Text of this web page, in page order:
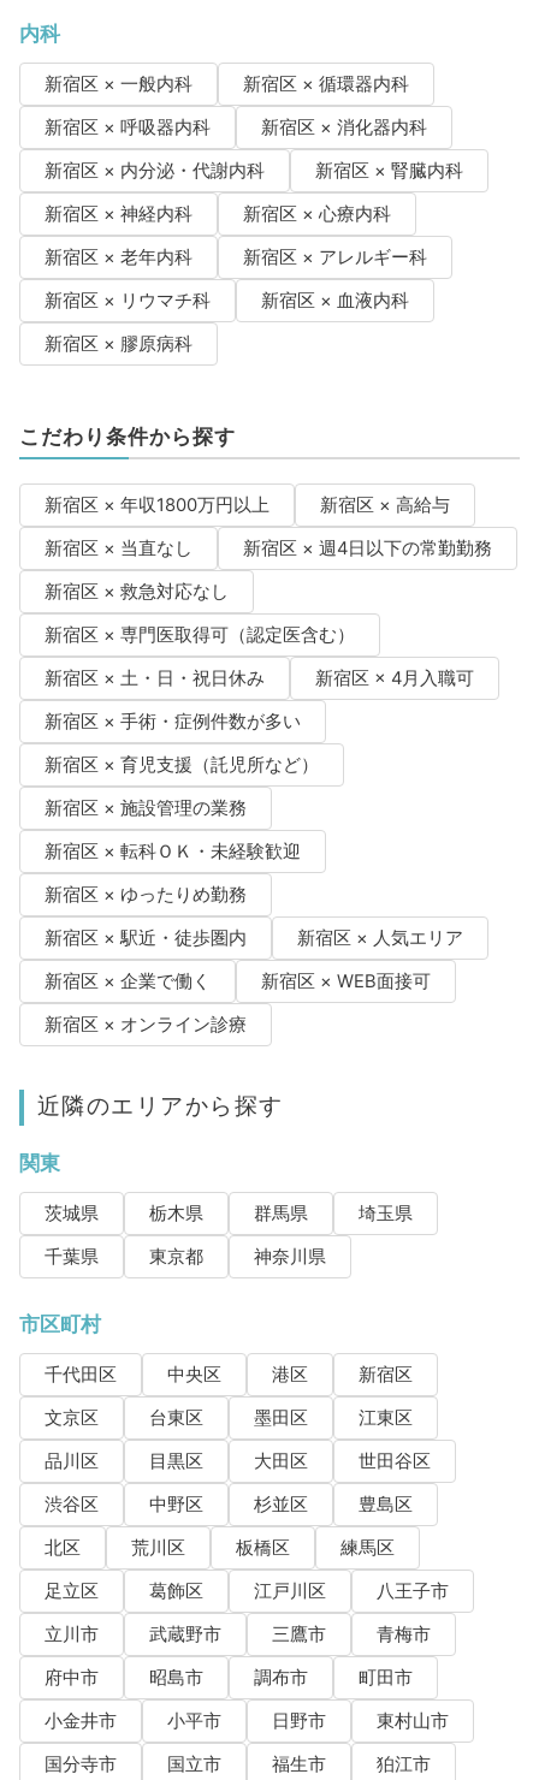
内科
新宿区 × 一般内科
新宿区 × 循環器内科
新宿区 × 呼吸器内科
新宿区 × 消化器内科
新宿区 × 内分泌・代謝内科
新宿区 × 腎臓内科
新宿区 × 神経内科
新宿区 × 心療内科
新宿区 × 老年内科
新宿区 × アレルギー科
新宿区 × リウマチ科
新宿区 × 血液内科
新宿区 × 膠原病科
こだわり条件から探す
新宿区 × 年収1800万円以上
新宿区 × 高給与
新宿区 × 当直なし
新宿区 × 週4日以下の常勤勤務
新宿区 × 救急対応なし
新宿区 × 専門医取得可（認定医含む）
新宿区 × 土・日・祝日休み
新宿区 × 4月入職可
新宿区 × 手術・症例件数が多い
新宿区 × 育児支援（託児所など）
新宿区 × 施設管理の業務
新宿区 × 転科ＯＫ・未経験歓迎
新宿区 × ゆったりめ勤務
新宿区 × 駅近・徒歩圏内
新宿区 × 人気エリア
新宿区 × 企業で働く
新宿区 × WEB面接可
新宿区 × オンライン診療
近隣のエリアから探す
関東
茨城県 栃木県 群馬県
埼玉県
千葉県
東京都 神奈川県
市区町村
千代田区 中央区 港区
新宿区
文京区
台東区 墨田区
江東区
品川区
目黒区 大田区
世田谷区
渋谷区
中野区 杉並区
豊島区
北区
荒川区 板橋区
練馬区
足立区
葛飾区 江戸川区
八王子市
立川市
武蔵野市 三鷹市
青梅市
府中市
昭島市 調布市
町田市
小金井市
小平市 日野市
東村山市
国分寺市
国立市 福生市
狛江市